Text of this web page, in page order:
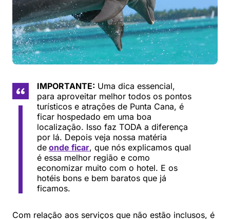
IMPORTANTE: Uma dica essencial,
para aproveitar melhor todos os pontos
turísticos e atrações de Punta Cana, é
ficar hospedado em uma boa
localização. Isso faz TODA a diferença
por lá. Depois veja nossa matéria
de onde ficar, que nós explicamos qual
é essa melhor região e como
economizar muito com o hotel. E os
hotéis bons e bem baratos que já
ficamos.
Com relação aos serviços que não estão inclusos, é